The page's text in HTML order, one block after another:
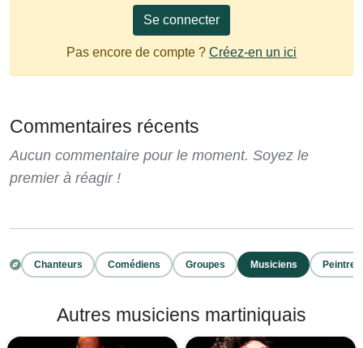
Se connecter
Pas encore de compte ? Créez-en un ici
Commentaires récents
Aucun commentaire pour le moment. Soyez le
premier à réagir !
Chanteurs Comédiens Groupes Musiciens Peintres
Autres musiciens martiniquais